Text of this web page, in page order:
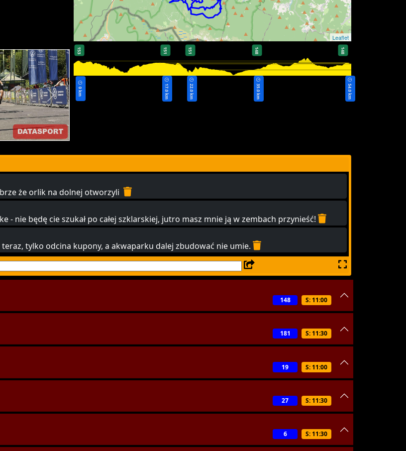
Leaflet
0 km
153 151
17.0 km
151
22.0 km
148
35.0 km
148
54.0 km
że orlik na dolnej otworzyli
- nie będę cie szukał po całej szklarskiej, jutro masz mnie ją w zembach przynieść!
tylko odcina kupony, a akwaparku dalej zbudować nie umie.
S: 11:00
148
S: 11:30
181
S: 11:00
19
S: 11:30
27
S: 11:30
6